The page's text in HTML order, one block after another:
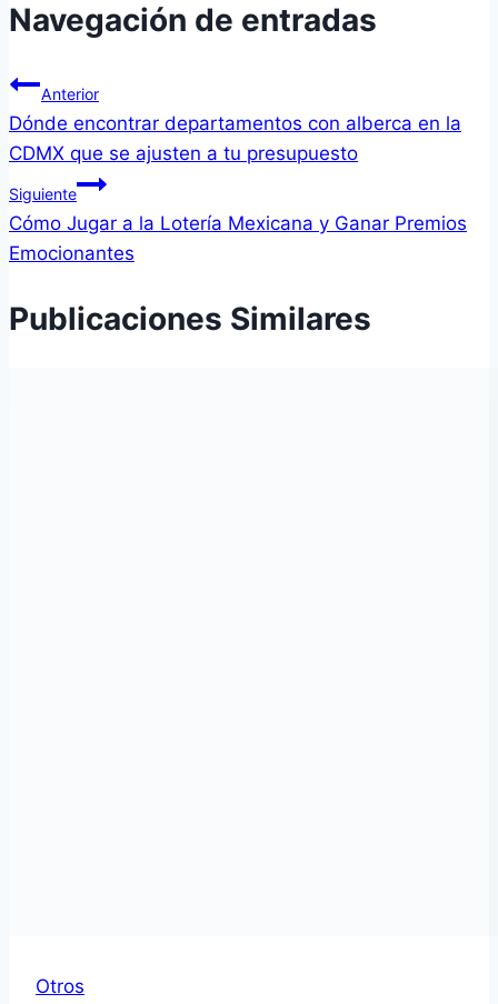
Navegación de entradas
Anterior
Dónde encontrar departamentos con alberca en la
CDMX que se ajusten a tu presupuesto
Siguiente
Cómo Jugar a la Lotería Mexicana y Ganar Premios
Emocionantes
Publicaciones Similares
Otros